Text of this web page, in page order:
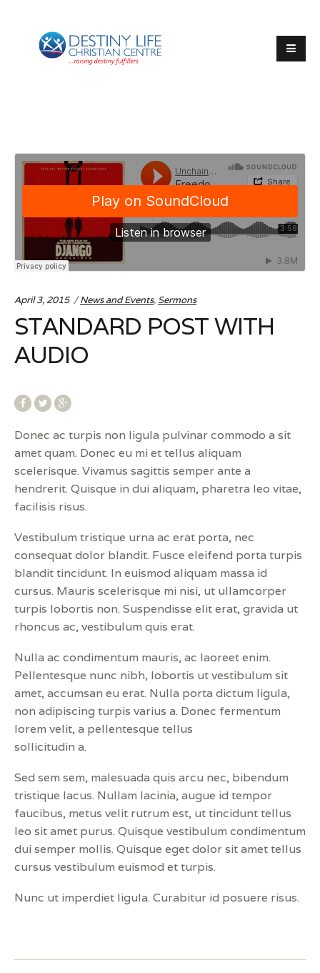
April 3, 2015 Categories:
News and Events, Sermons
STANDARD POST WITH
AUDIO
Donec ac turpis non ligula pulvinar commodo a sit
amet quam. Donec eu mi et tellus aliquam
scelerisque. Vivamus sagittis semper ante a
hendrerit. Quisque in dui aliquam, pharetra leo vitae,
facilisis risus.
Vestibulum tristique urna ac erat porta, nec
consequat dolor blandit. Fusce eleifend porta turpis
blandit tincidunt. In euismod aliquam massa id
cursus. Mauris scelerisque mi nisi, ut ullamcorper
turpis lobortis non. Suspendisse elit erat, gravida ut
rhoncus ac, vestibulum quis erat.
Nulla ac condimentum mauris, ac laoreet enim.
Pellentesque nunc nibh, lobortis ut vestibulum sit
amet, accumsan eu erat. Nulla porta dictum ligula,
non adipiscing turpis varius a. Donec fermentum
lorem velit, a pellentesque tellus
sollicitudin a.
Sed sem sem, malesuada quis arcu nec, bibendum
tristique lacus. Nullam lacinia, augue id tempor
faucibus, metus velit rutrum est, ut tincidunt tellus
leo sit amet purus. Quisque vestibulum condimentum
dui semper mollis. Quisque eget dolor sit amet tellus
cursus vestibulum euismod et turpis.
Nunc ut imperdiet ligula. Curabitur id posuere risus.